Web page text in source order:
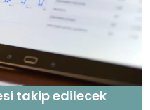
takip edilecek